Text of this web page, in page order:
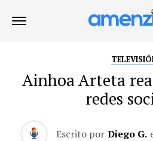
Ainhoa Arteta
redes
Escrito por Diego G.